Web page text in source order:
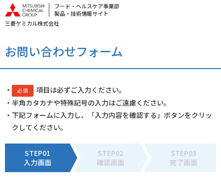
フード・ヘルスケア事業部
製品・技術情報サイト
三菱ケミカル株式会社
お問い合わせフォーム
・ 必須
項目は必ずご入力ください。
・半角カタカナや特殊記号の入力はご遠慮ください。
・下記フォームに入力し、「入力内容を確認する」ボタンをクリッ
クしてください。
STEP01
入力画面
STEP02
確認画面
STEP03
完了画面